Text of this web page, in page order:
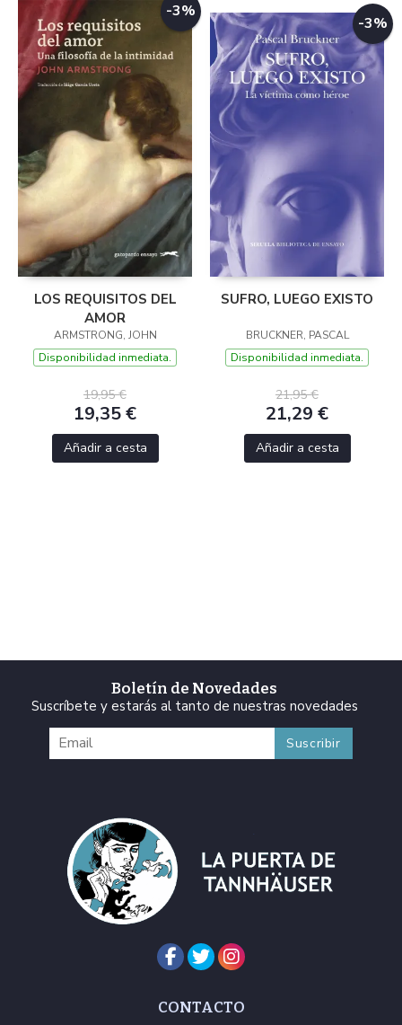
-3%
LOS REQUISITOS DEL
AMOR
ARMSTRONG, JOHN
Disponibilidad inmediata.
19,95 €
19,35 €
Añadir a cesta
-3%
SUFRO, LUEGO EXISTO
BRUCKNER, PASCAL
Disponibilidad inmediata.
21,95 €
21,29 €
Añadir a cesta
Boletín de Novedades
Suscríbete y estarás al tanto de nuestras novedades
CONTACTO